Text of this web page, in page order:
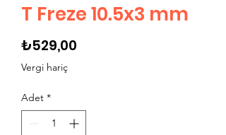
T Freze 10.5x3 mm
₺529,00
Vergi hariç
Adet *